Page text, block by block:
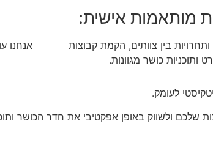
מותאמות אישית:
בין צוותים, הקמת קבוצות
ותוכניות כושר מגוונות.
אנחנו
לעומק.
שלכם ולשווק באופן אפקטיבי את חדר הכושר